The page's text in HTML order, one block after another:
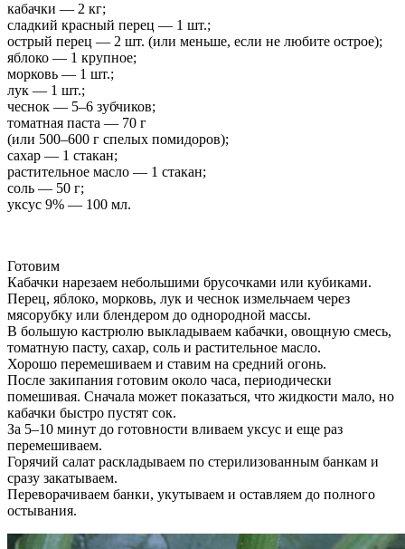
кабачки — 2 кг;
сладкий красный перец — 1 шт.;
острый перец — 2 шт. (или меньше, если не любите острое);
яблоко — 1 крупное;
морковь — 1 шт.;
лук — 1 шт.;
чеснок — 5–6 зубчиков;
томатная паста — 70 г
(или 500–600 г спелых помидоров);
сахар — 1 стакан;
растительное масло — 1 стакан;
соль — 50 г;
уксус 9% — 100 мл.
Готовим
Кабачки нарезаем небольшими брусочками или кубиками.
Перец, яблоко, морковь, лук и чеснок измельчаем через
мясорубку или блендером до однородной массы.
В большую кастрюлю выкладываем кабачки, овощную смесь,
томатную пасту, сахар, соль и растительное масло.
Хорошо перемешиваем и ставим на средний огонь.
После закипания готовим около часа, периодически
помешивая. Сначала может показаться, что жидкости мало, но
кабачки быстро пустят сок.
За 5–10 минут до готовности вливаем уксус и еще раз
перемешиваем.
Горячий салат раскладываем по стерилизованным банкам и
сразу закатываем.
Переворачиваем банки, укутываем и оставляем до полного
остывания.